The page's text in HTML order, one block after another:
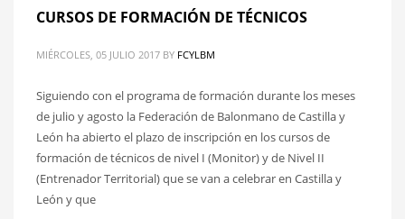
CURSOS DE FORMACIÓN DE TÉCNICOS
MIÉRCOLES, 05 JULIO 2017 BY FCYLBM
Siguiendo con el programa de formación durante los meses
de julio y agosto la Federación de Balonmano de Castilla y
León ha abierto el plazo de inscripción en los cursos de
formación de técnicos de nivel I (Monitor) y de Nivel II
(Entrenador Territorial) que se van a celebrar en Castilla y
León y que